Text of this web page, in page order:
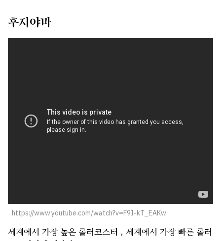
후지야마
https://www.youtube.com/watch?v=F9I-kT_EAKw
세계에서 가장 높은 롤러코스터 , 세계에서 가장 빠른 롤러